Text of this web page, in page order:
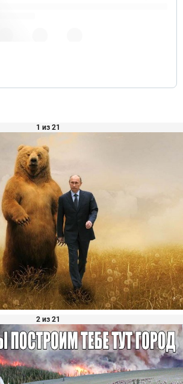
1 из 21
2 из 21